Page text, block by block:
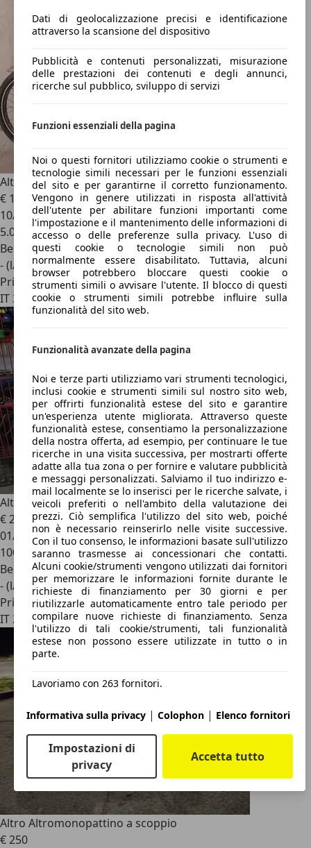
Dati di geolocalizzazione precisi e identificazione
attraverso la scansione del dispositivo
Pubblicità e contenuti personalizzati, misurazione
delle prestazioni dei contenuti e degli annunci,
ricerche sul pubblico, sviluppo di servizi
Funzioni essenziali della pagina
Noi o questi fornitori utilizziamo cookie o strumenti e
tecnologie simili necessari per le funzioni essenziali
del sito e per garantirne il corretto funzionamento.
Vengono in genere utilizzati in risposta all'attività
dell'utente per abilitare funzioni importanti come
l'impostazione e il mantenimento delle informazioni di
accesso o delle preferenze sulla privacy. L'uso di
questi cookie o tecnologie simili non può
normalmente essere disabilitato. Tuttavia, alcuni
browser potrebbero bloccare questi cookie o
strumenti simili o avvisare l'utente. Il blocco di questi
cookie o strumenti simili potrebbe influire sulla
funzionalità del sito web.
Funzionalità avanzate della pagina
Noi e terze parti utilizziamo vari strumenti tecnologici,
inclusi cookie e strumenti simili sul nostro sito web,
per offrirti funzionalità estese del sito e garantire
un'esperienza utente migliorata. Attraverso queste
funzionalità estese, consentiamo la personalizzazione
della nostra offerta, ad esempio, per continuare le tue
ricerche in una visita successiva, per mostrarti offerte
adatte alla tua zona o per fornire e valutare pubblicità
e messaggi personalizzati. Salviamo il tuo indirizzo e-
mail localmente se lo inserisci per le ricerche salvate, i
veicoli preferiti o nell'ambito della valutazione dei
prezzi. Ciò semplifica l'utilizzo del sito web, poiché
non è necessario reinserirlo nelle visite successive.
Con il tuo consenso, le informazioni basate sull'utilizzo
saranno trasmesse ai concessionari che contatti.
Alcuni cookie/strumenti vengono utilizzati dai fornitori
per memorizzare le informazioni fornite durante le
richieste di finanziamento per 30 giorni e per
riutilizzarle automaticamente entro tale periodo per
compilare nuove richieste di finanziamento. Senza
l'utilizzo di tali cookie/strumenti, tali funzionalità
estese non possono essere utilizzate in tutto o in
parte.
Lavoriamo con 263 fornitori.
Informativa sulla privacy | Colophon | Elenco fornitori
Impostazioni di
privacy
Accetta tutto
Altro AltroMOTORE MINARELLI
€ 199
10/1969
5.000 km
Benzina
- (l/100 km)
Privato
IT 37012
Altro AltroNegrini Leprotto Elastic 50cc
€ 250
01/1972
100 km
Benzina 2T
- (l/100 km)
Privato
IT 20153
Altro Altromonopattino a scoppio
€ 250